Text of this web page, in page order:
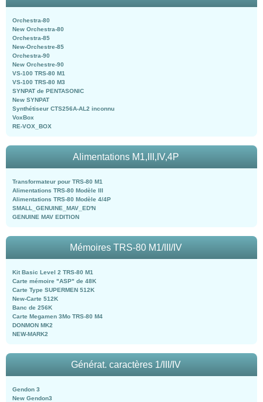
Orchestra-80
New Orchestra-80
Orchestra-85
New-Orchestre-85
Orchestra-90
New Orchestre-90
VS-100 TRS-80 M1
VS-100 TRS-80 M3
SYNPAT de PENTASONIC
New SYNPAT
Synthétiseur CTS256A-AL2 inconnu
VoxBox
RE-VOX_BOX
Alimentations M1,III,IV,4P
Transformateur pour TRS-80 M1
Alimentations TRS-80 Modèle III
Alimentations TRS-80 Modèle 4/4P
SMALL_GENUINE_MAV_ED'N
GENUINE MAV EDITION
Mémoires TRS-80 M1/III/IV
Kit Basic Level 2 TRS-80 M1
Carte mémoire "ASP" de 48K
Carte Type SUPERMEN 512K
New-Carte 512K
Banc de 256K
Carte Megamen 3Mo TRS-80 M4
DONMON MK2
NEW-MARK2
Générat. caractères 1/III/IV
Gendon 3
New Gendon3